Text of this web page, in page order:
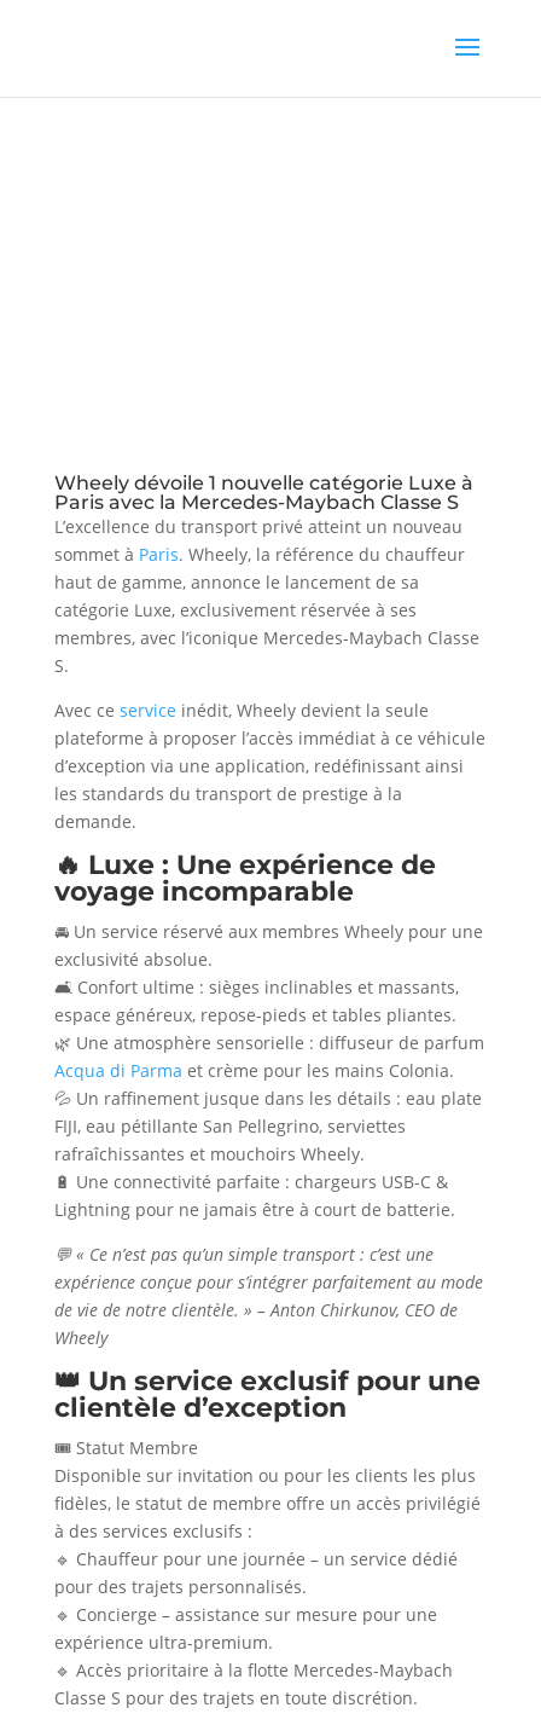
Wheely dévoile 1 nouvelle catégorie Luxe à
Paris avec la Mercedes-Maybach Classe S
L’excellence du transport privé atteint un nouveau
sommet à Paris. Wheely, la référence du chauffeur
haut de gamme, annonce le lancement de sa
catégorie Luxe, exclusivement réservée à ses
membres, avec l’iconique Mercedes-Maybach Classe
S.
Avec ce service inédit, Wheely devient la seule
plateforme à proposer l’accès immédiat à ce véhicule
d’exception via une application, redéfinissant ainsi
les standards du transport de prestige à la
demande.
🔥 Luxe : Une expérience de
voyage incomparable
🚘 Un service réservé aux membres Wheely pour une
exclusivité absolue.
🛋️ Confort ultime : sièges inclinables et massants,
espace généreux, repose-pieds et tables pliantes.
🌿 Une atmosphère sensorielle : diffuseur de parfum
Acqua di Parma et crème pour les mains Colonia.
💦 Un raffinement jusque dans les détails : eau plate
FIJI, eau pétillante San Pellegrino, serviettes
rafraîchissantes et mouchoirs Wheely.
🔋 Une connectivité parfaite : chargeurs USB-C &
Lightning pour ne jamais être à court de batterie.
💬 « Ce n’est pas qu’un simple transport : c’est une
expérience conçue pour s’intégrer parfaitement au mode
de vie de notre clientèle. » – Anton Chirkunov, CEO de
Wheely
👑 Un service exclusif pour une
clientèle d’exception
🎟️ Statut Membre
Disponible sur invitation ou pour les clients les plus
fidèles, le statut de membre offre un accès privilégié
à des services exclusifs :
🔹 Chauffeur pour une journée – un service dédié
pour des trajets personnalisés.
🔹 Concierge – assistance sur mesure pour une
expérience ultra-premium.
🔹 Accès prioritaire à la flotte Mercedes-Maybach
Classe S pour des trajets en toute discrétion.